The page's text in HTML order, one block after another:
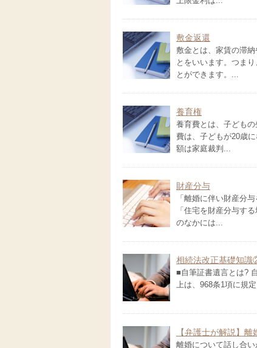
敷金返還
敷金とは、家賃の滞
とをいいます。つま
とができます。...
養育権
養育費とは、子ども
費は、子どもが20歳
額は家庭裁判...
財産分与
「離婚に伴い財産分
「住宅を財産分与す
のなかには...
相続法改正基礎知
■自筆証書遺言とは?
上は、968条1項に規
【弁護士が解説】
離婚について話し合